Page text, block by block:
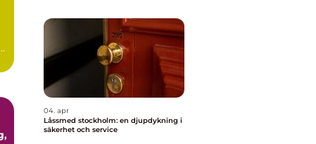
04. apr
Låssmed stockholm: en djupdykning i
säkerhet och service